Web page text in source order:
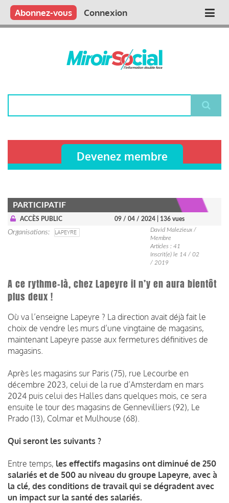
Aller
contenu
Main
Qui sommes nous ?
Vous publiez
Nous publions
Contactez-nous
Abonnez-vous Connexion
Devenez membre
PARTICIPATIF
ACCÈS PUBLIC 09 / 04 / 2024 | 136 vues
Organisations LAPEYRE
David Malezieux /
Membre
Articles : 41
Inscrit(e) le 14 / 02
/ 2019
A ce rythme-là, chez Lapeyre il n’y en aura bientôt
plus deux !
Où va l’enseigne Lapeyre ? La direction avait déjà fait le
choix de vendre les murs d’une vingtaine de magasins,
maintenant Lapeyre passe aux fermetures définitives de
magasins.
Après les magasins sur Paris (75), rue Lecourbe en
décembre 2023, celui de la rue d’Amsterdam en mars
2024 puis celui des Halles dans quelques mois, ce sera
ensuite le tour des magasins de Gennevilliers (92), Le
Prado (13), Colmar et Mulhouse (68).
Qui seront les suivants ?
Entre temps, les effectifs magasins ont diminué de 250
salariés et de 500 au niveau du groupe Lapeyre, avec à
la clé, des conditions de travail qui se dégradent avec
un impact sur la santé des salariés.